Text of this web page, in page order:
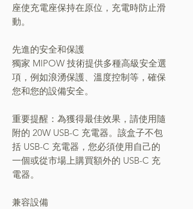
座使充電座保持在原位，充電時防止滑
動。
先進的安全和保護
獨家 MIPOW 技術提供多種高級安全選
項，例如浪湧保護、溫度控制等，確保
您和您的設備安全。
重要提醒：為獲得最佳效果，請使用隨
附的 20W USB-C 充電器。該盒子不包
括 USB-C 充電器，您必須使用自己的
一個或從市場上購買額外的 USB-C 充
電器。
兼容設備